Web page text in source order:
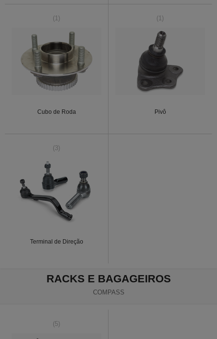
(1)
Cubo de Roda
(1)
Pivô
(3)
Terminal de Direção
RACKS E BAGAGEIROS
COMPASS
(5)